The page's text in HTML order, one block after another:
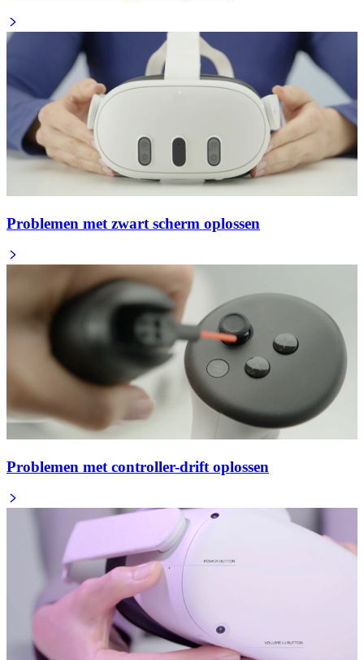
Problemen met zwart scherm oplossen
Problemen met controller-drift oplossen